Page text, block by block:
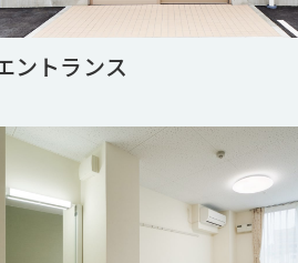
ントランス